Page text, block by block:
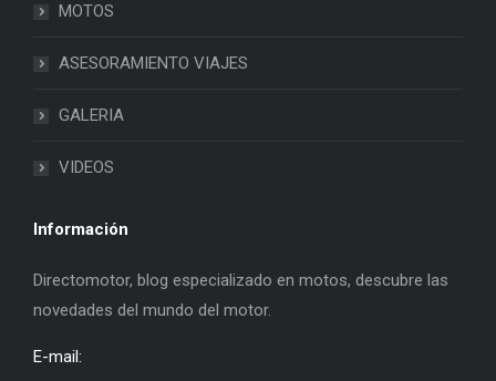
MOTOS
ASESORAMIENTO VIAJES
GALERIA
VIDEOS
Información
Directomotor, blog especializado en motos, descubre las
novedades del mundo del motor.
E-mail: